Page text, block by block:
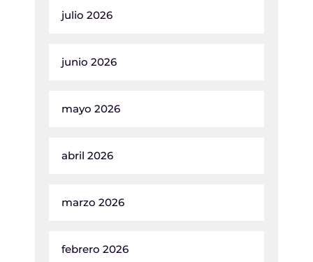
julio 2026
junio 2026
mayo 2026
abril 2026
marzo 2026
febrero 2026